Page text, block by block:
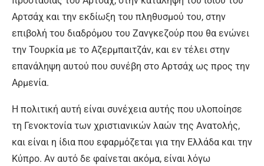
Αρτσάχ και την εκδίωξη του πληθυσμού του, στην
επιβολή του διαδρόμου του Ζανγκεζούρ που θα ενώνει
την Τουρκία με το Αζερμπαιτζάν, και εν τέλει στην
επανάληψη αυτού που συνέβη στο Αρτσάχ ως προς την
Αρμενία.
Η πολιτική αυτή είναι συνέχεια αυτής που υλοποίησε
τη Γενοκτονία των χριστιανικών λαών της Ανατολής,
και είναι η ίδια που εφαρμόζεται για την Ελλάδα και την
Κύπρο. Αν αυτό δε φαίνεται ακόμα, είναι λόγω